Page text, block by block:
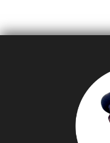
ใหม่ – พร้อมเปิดตัวโล
ชันใหม่ของฮอนด้า –